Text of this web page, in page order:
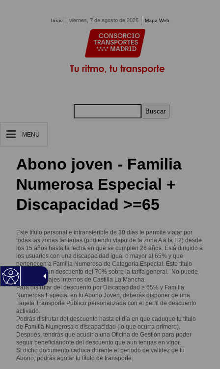
Inicio viernes, 7 de agosto de 2026 Mapa Web
Buscar
MENU
Abono joven - Familia
Numerosa Especial +
Discapacidad >=65
Este título personal e intransferible de 30 días te permite viajar por
todas las zonas tarifarias (pudiendo viajar de la zona A a la E2) desde
los 15 años hasta la fecha en que se cumplen 26 años. Está dirigido a
los usuarios con una discapacidad igual o mayor al 65% y que
pertenecen a Familia Numerosa de Categoría Especial. Este título
cuenta con un descuento del 70% sobre la tarifa general. No puede
usarse en viajes internos de Castilla La Mancha.
Para disfrutar del descuento por Discapacidad ≥ 65% y Familia
Numerosa Especial en tu Abono Joven, deberás disponer de una
Tarjeta Transporte Público personalizada con el perfil de descuento
activado.
Podrás disfrutar del descuento hasta el día en que caduque tu título
de Familia Numerosa o discapacidad (lo que ocurra primero).
Después, tendrás que acudir a una Oficina de Gestión para poder
seguir beneficiándote del descuento que aún tengas en vigor.
Si dicho documento caduca durante el periodo de validez de tu
Abono, podrás agotar tu título de transporte.